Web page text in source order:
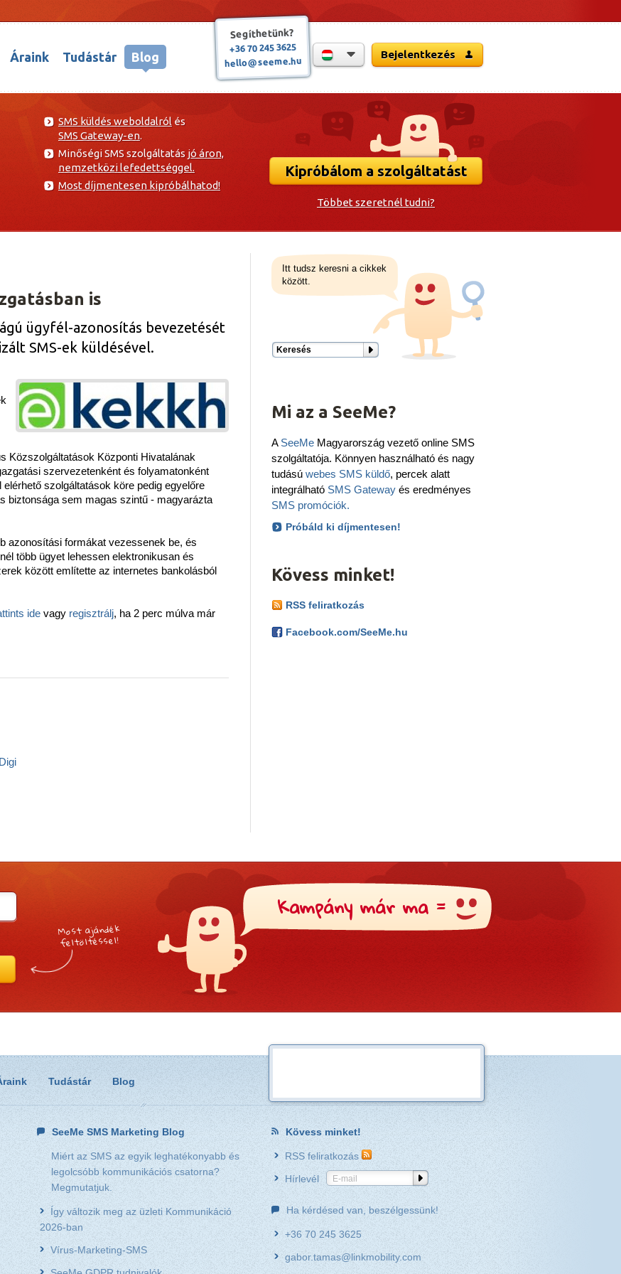
Áraink Tudástár Blog
Segíthetünk?
+36 70 245 3625
hello@seeme.hu
Bejelentkezés
SMS küldés weboldalról és
SMS Gateway-en.
Minőségi SMS szolgáltatás jó áron,
nemzetközi lefedettséggel.
Most díjmentesen kipróbálhatod!
Kipróbálom a szolgáltatást
Többet szeretnél tudni?
is
ügyfél-azonosítás bevezetését
SMS-ek küldésével.
Közszolgáltatások Központi Hivatalának
szervezetenként és folyamatonként
szolgáltatások köre pedig egyelőre
biztonsága sem magas szintű - magyarázta
azonosítási formákat vezessenek be, és
több ügyet lehessen elektronikusan és
között említette az internetes bankolásból
ide vagy regisztrálj, ha 2 perc múlva már
Itt tudsz keresni a cikkek
között.
Keresés
Mi az a SeeMe?
A SeeMe Magyarország vezető online SMS
szolgáltatója. Könnyen használható és nagy
tudású webes SMS küldő, percek alatt
integrálható SMS Gateway és eredményes
SMS promóciók.
Próbáld ki díjmentesen!
Kövess minket!
RSS feliratkozás
Facebook.com/SeeMe.hu
Most ajándék
feltöltéssel!
Kampány már ma =
Tudástár Blog
SeeMe SMS Marketing Blog
Miért az SMS az egyik leghatékonyabb és
legolcsóbb kommunikációs csatorna?
Megmutatjuk.
Így változik meg az üzleti Kommunikáció
2026-ban
Vírus-Marketing-SMS
Kövess minket!
RSS feliratkozás
Hírlevél
E-mail
Ha kérdésed van, beszélgessünk!
+36 70 245 3625
gabor.tamas@linkmobility.com